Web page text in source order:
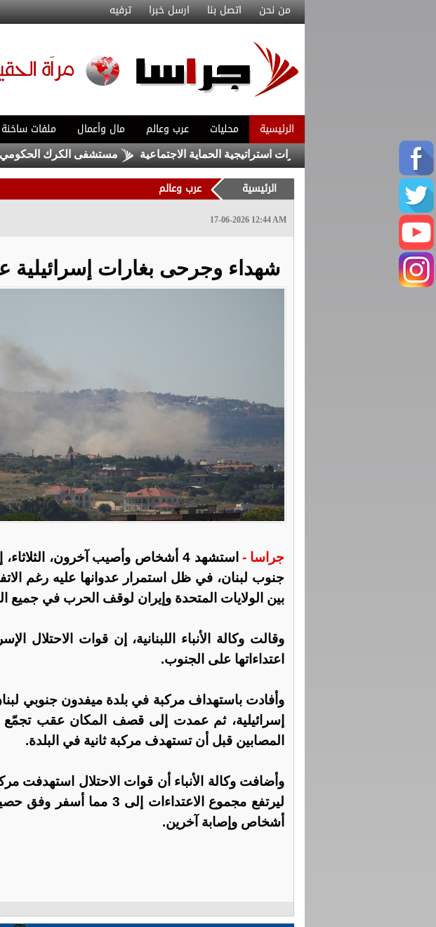
من نحن اتصل بنا ارسل خبرا ترفيه
الرئيسية محليات عرب وعالم مال وأعمال ملفات ساخنة
في التعليم من مرتكزات استراتيجية الحماية الاجتماعية مستشفى الكرك الحكومي
الرئيسية عرب وعالم
17-06-2026 12:44 AM
شهداء وجرحى بغارات إسرائيلية
جراسا -
استشهد 4 أشخاص وأصيب آخرون،
جنوب لبنان، في ظل استمرار عدوانها عليه رغم
بين الولايات المتحدة وإيران لوقف الحرب في جميع
وقالت وكالة الأنباء اللبنانية، إن قوات الاحتلال
اعتداءاتها على الجنوب.
وأفادت باستهداف مركبة في بلدة ميفدون جنوبي
إسرائيلية، ثم عمدت إلى قصف المكان عقب تجمّع
المصابين قبل أن تستهدف مركبة ثانية في البلدة.
وأضافت وكالة الأنباء أن قوات الاحتلال استهدفت
أشخاص وإصابة آخرين.